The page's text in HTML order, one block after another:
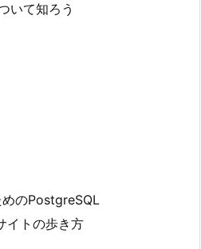
いて知ろう
のPostgreSQL
イトの歩き方